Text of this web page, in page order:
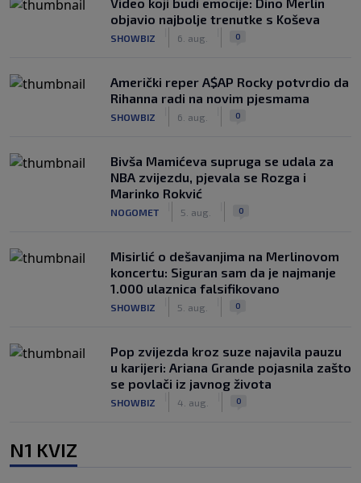
objavio najbolje trenutke s Koševa
SHOWBIZ 6. aug. 0
Američki reper A$AP Rocky potvrdio da
Rihanna radi na novim pjesmama
SHOWBIZ 6. aug. 0
Bivša Mamićeva supruga se udala za
NBA zvijezdu, pjevala se Rozga i
Marinko Rokvić
NOGOMET 5. aug. 0
Misirlić o dešavanjima na Merlinovom
koncertu: Siguran sam da je najmanje
1.000 ulaznica falsifikovano
SHOWBIZ 5. aug. 0
Pop zvijezda kroz suze najavila pauzu
u karijeri: Ariana Grande pojasnila zašto
se povlači iz javnog života
SHOWBIZ 4. aug. 0
N1 KVIZ